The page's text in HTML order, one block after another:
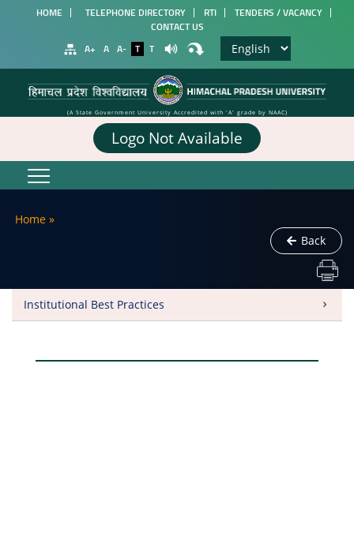
HOME TELEPHONE DIRECTORY RTI
TENDERS / VACANCY
CONTACT US
A+
A A- T T
(A State Government University Accredited with 'A' grade by NAAC)
Logo Not Available
Home »
Back
Institutional Best Practices